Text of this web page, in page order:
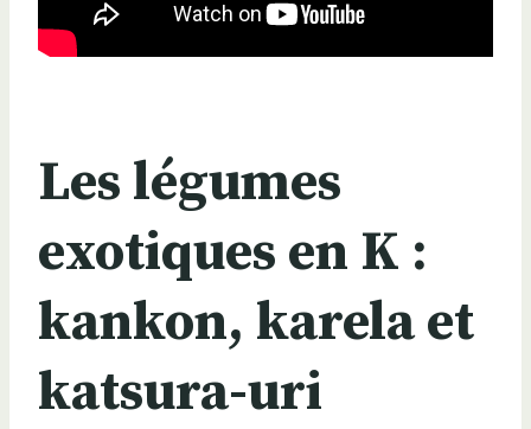
Les légumes
exotiques en K :
kankon, karela et
katsura-uri